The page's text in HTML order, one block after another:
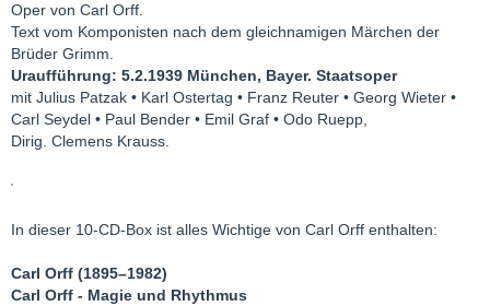
Oper von Carl Orff.
Text vom Komponisten nach dem gleichnamigen Märchen der
Brüder Grimm.
Uraufführung: 5.2.1939 München, Bayer. Staatsoper
mit Julius Patzak • Karl Ostertag • Franz Reuter • Georg Wieter •
Carl Seydel • Paul Bender • Emil Graf • Odo Ruepp,
Dirig. Clemens Krauss.
In dieser 10-CD-Box ist alles Wichtige von Carl Orff enthalten:
Carl Orff (1895–1982)
Carl Orff - Magie und Rhythmus